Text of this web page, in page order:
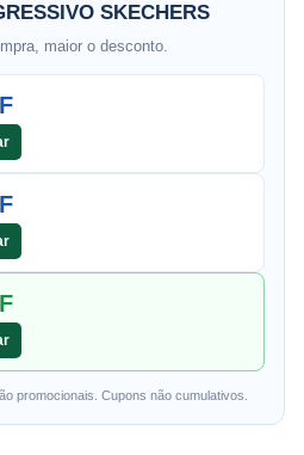
SKECHERS
maior o desconto.
promocionais. Cupons não cumulativos.